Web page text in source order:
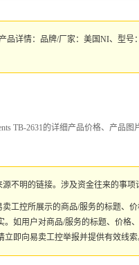
品详情：品牌/厂家：美国NI、型
TB-2631的详细产品价格、产品
不明的链接。涉及资金往来的事项
工控所展示的商品/服务的标题、
如用户对商品/服务的标题、价格
即向易卖工控举报并提供有效线索